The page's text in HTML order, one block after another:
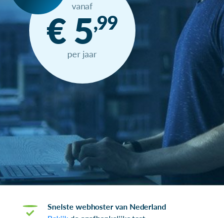
vanaf
€ 5,99
per jaar
Snelste webhoster van Nederland